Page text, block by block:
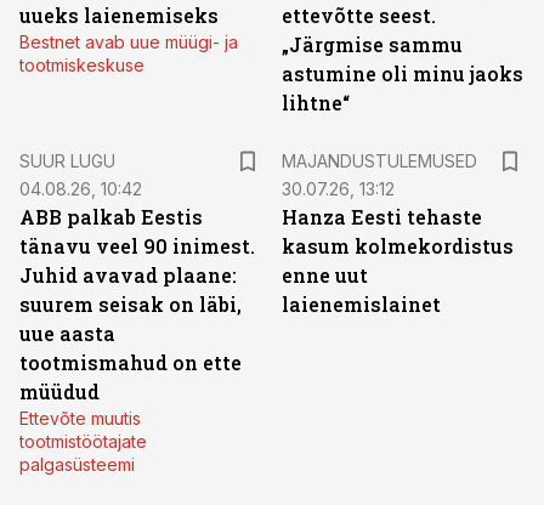
uueks laienemiseks
Bestnet avab uue müügi- ja
tootmiskeskuse
ettevõtte seest.
„Järgmise sammu
astumine oli minu jaoks
lihtne“
SUUR LUGU
04.08.26, 10:42
ABB palkab Eestis
tänavu veel 90 inimest.
Juhid avavad plaane:
suurem seisak on läbi,
uue aasta
tootmismahud on ette
müüdud
Ettevõte muutis
tootmistöötajate
palgasüsteemi
MAJANDUSTULEMUSED
30.07.26, 13:12
Hanza Eesti tehaste
kasum kolmekordistus
enne uut
laienemislainet